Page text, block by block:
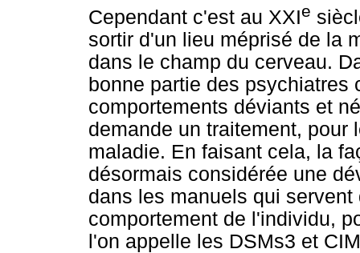
Cependant c'est au XXIe
sortir d'un lieu méprisé de la
dans le champ du cerveau.
bonne partie des psychiatres
comportements déviants et
demande un traitement, pour
maladie. En faisant cela, la
désormais considérée une
dans les manuels qui
comportement de l'individu,
l'on appelle les DSMs3 et